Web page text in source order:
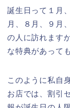
誕生日って１月
月、８月、９月
の人に訪れます
な特典があって
このように私自
お店では、割引